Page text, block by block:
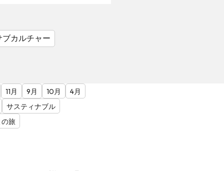
ブカルチャー
11月 9月 10月
4月
サスティナブル
旅